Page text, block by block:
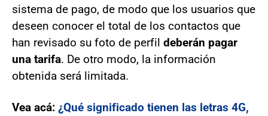
sistema de pago, de modo que los usuarios que
deseen conocer el total de los contactos que
han revisado su foto de perfil deberán pagar
una tarifa. De otro modo, la información
obtenida será limitada.
Vea acá: ¿Qué significado tienen las letras 4G,